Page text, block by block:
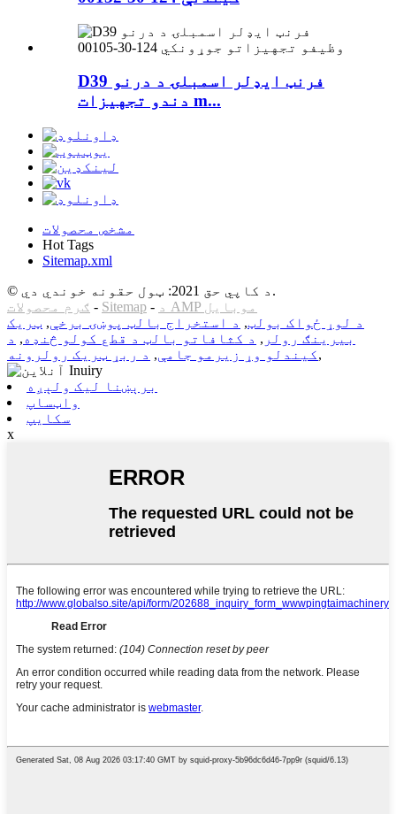
D39 فرنټ ایډلر اسمبلۍ د درنو
دندو تجهیزات m...
مشخص محصولات
Hot Tags
Sitemap.xml
© د کاپي حق 2021: ټول حقونه خوندي دي.
ګرم محصولات - Sitemap -
د AMP موبایل
د لوړ ځواک بولټ, د استخراج بالټ پوښۍ برخې, ټریک
بیرینګ رولر , د کثافاتو بالټ د قطع کولو څنډه , د
کیندلو وړ زیرمو جامې, د ربړ ټریک رولرونه ,
برېښنا لیک ولېږه
واټساپ
سکایپ
x